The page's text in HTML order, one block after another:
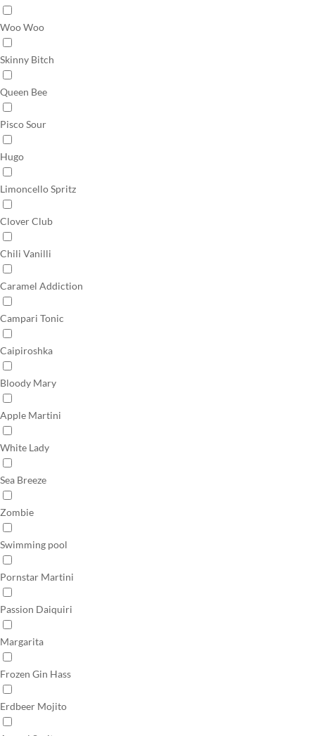
Woo Woo
Skinny Bitch
Queen Bee
Pisco Sour
Hugo
Limoncello Spritz
Clover Club
Chili Vanilli
Caramel Addiction
Campari Tonic
Caipiroshka
Bloody Mary
Apple Martini
White Lady
Sea Breeze
Zombie
Swimming pool
Pornstar Martini
Passion Daiquiri
Margarita
Frozen Gin Hass
Erdbeer Mojito